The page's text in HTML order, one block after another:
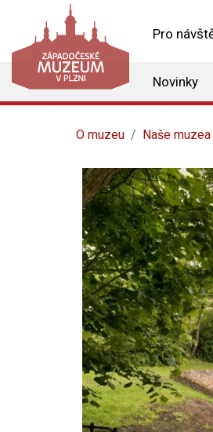
Pro
Novinky
O muzeu Naše muzea